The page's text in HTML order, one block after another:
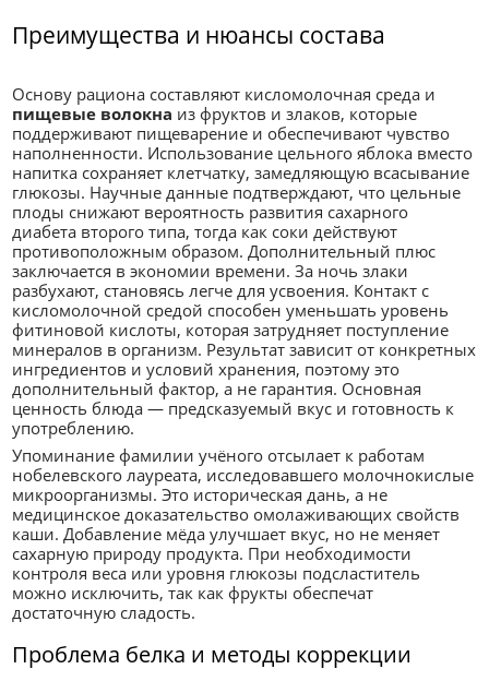
Преимущества и нюансы состава
Основу рациона составляют кисломолочная среда и
пищевые волокна из фруктов и злаков, которые
поддерживают пищеварение и обеспечивают чувство
наполненности. Использование цельного яблока вместо
напитка сохраняет клетчатку, замедляющую всасывание
глюкозы. Научные данные подтверждают, что цельные
плоды снижают вероятность развития сахарного
диабета второго типа, тогда как соки действуют
противоположным образом. Дополнительный плюс
заключается в экономии времени. За ночь злаки
разбухают, становясь легче для усвоения. Контакт с
кисломолочной средой способен уменьшать уровень
фитиновой кислоты, которая затрудняет поступление
минералов в организм. Результат зависит от конкретных
ингредиентов и условий хранения, поэтому это
дополнительный фактор, а не гарантия. Основная
ценность блюда — предсказуемый вкус и готовность к
употреблению.
Упоминание фамилии учёного отсылает к работам
нобелевского лауреата, исследовавшего молочнокислые
микроорганизмы. Это историческая дань, а не
медицинское доказательство омолаживающих свойств
каши. Добавление мёда улучшает вкус, но не меняет
сахарную природу продукта. При необходимости
контроля веса или уровня глюкозы подсластитель
можно исключить, так как фрукты обеспечат
достаточную сладость.
Проблема белка и методы коррекции